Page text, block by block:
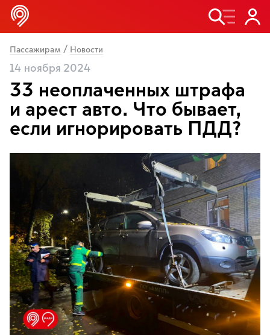
Пассажирам / Новости
14 ноября 2024
33 неоплаченных штрафа
и арест авто. Что бывает,
если игнорировать ПДД?